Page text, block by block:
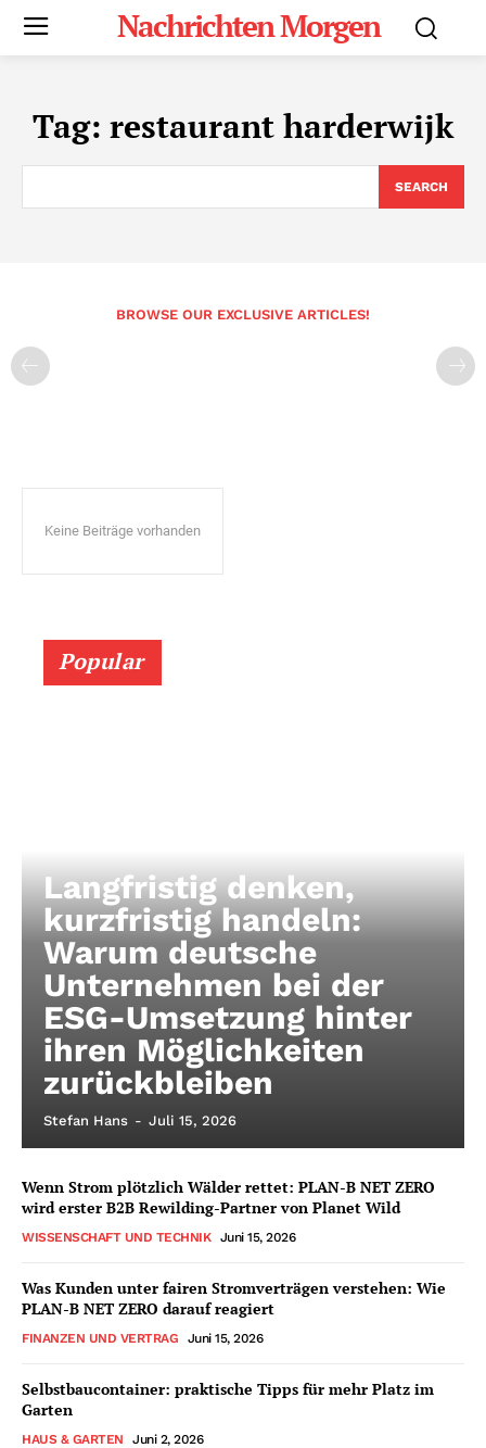
Nachrichten Morgen
Tag: restaurant harderwijk
SEARCH
BROWSE OUR EXCLUSIVE ARTICLES!
Keine Beiträge vorhanden
Popular
Langfristig denken,
kurzfristig handeln:
Warum deutsche
Unternehmen bei der
ESG-Umsetzung hinter
ihren Möglichkeiten
zurückbleiben
Stefan Hans - Juli 15, 2026
Wenn Strom plötzlich Wälder rettet: PLAN-B NET ZERO
wird erster B2B Rewilding-Partner von Planet Wild
WISSENSCHAFT UND TECHNIK Juni 15, 2026
Was Kunden unter fairen Stromverträgen verstehen: Wie
PLAN-B NET ZERO darauf reagiert
FINANZEN UND VERTRAG Juni 15, 2026
Selbstbaucontainer: praktische Tipps für mehr Platz im
Garten
HAUS & GARTEN Juni 2, 2026